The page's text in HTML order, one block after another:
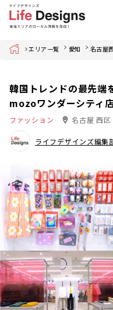
Home エリア一覧 愛知 名古屋
韓国トレンドの最先端
mozoワンダーシティ
ファッション 名古屋 西区
ライフデザインズ編集